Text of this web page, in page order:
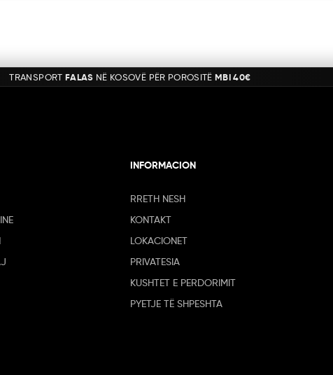
INFORMACION
RRETH NESH
KONTAKT
LOKACIONET
PRIVATESIA
KUSHTET E PERDORIMIT
PYETJE TË SHPESHTA
TRANSPORT FALAS NË KOSOVË PËR POROSITËMBI 40€